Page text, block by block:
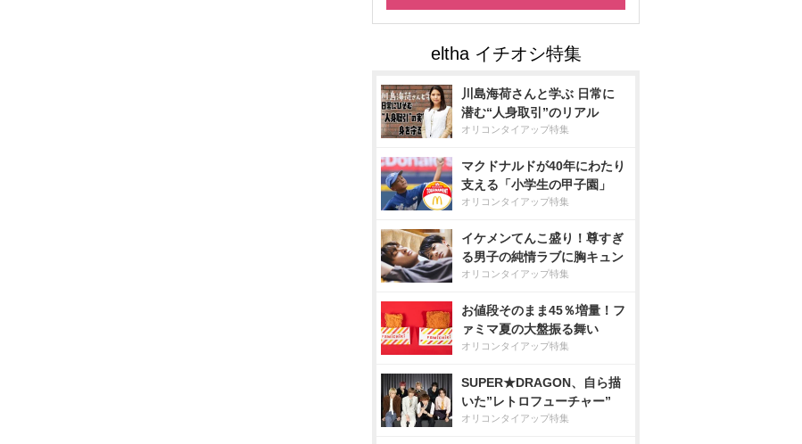
川島海荷さんと学ぶ 日常に
潜む“人身取引”のリアル
オリコンタイアップ特集
マクドナルドが40年にわたり
支える「小学生の甲子園」
オリコンタイアップ特集
イケメンてんこ盛り！尊すぎ
る男子の純情ラブに胸キュン
オリコンタイアップ特集
お値段そのまま45％増量！フ
ァミマ夏の大盤振る舞い
オリコンタイアップ特集
SUPER★DRAGON、自ら描
いた”レトロフューチャー”
オリコンタイアップ特集